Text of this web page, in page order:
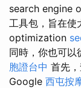
search engine
工具包，旨在
optimization
同時，你也可以
胞證台中 首先
Google 西屯按